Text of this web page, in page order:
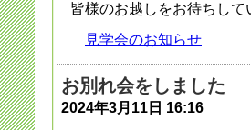
令和8年度 入
2025年6月 2日
令和８年度
皆様のお越しをお待ちして
見学会のお知らせ
お別れ会をしました
2024年3月11日 16:16